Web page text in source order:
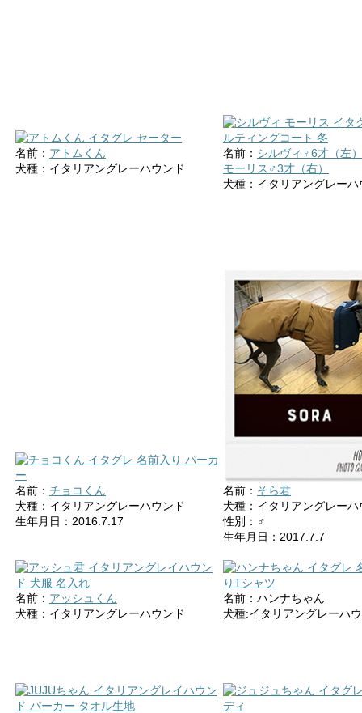
名前： アトムくん
犬種：イタリアングレーハウンド
名前： シルヴィ♀6才（左）
モーリス♂3才（右）
犬種：イタリアングレーハ
名前： チョコくん
犬種：イタリアングレーハウンド
生年月日：2016.7.17
名前： そら君
犬種：イタリアングレーハ
性別：♂
生年月日：2017.7.7
名前： アッシュくん
犬種：イタリアングレーハウンド
名前：ハンナちゃん
犬種:イタリアングレーハ